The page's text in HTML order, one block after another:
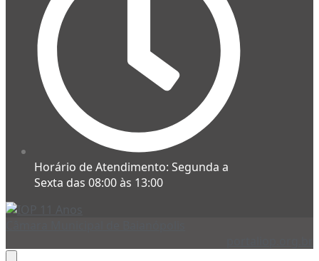
Horário de Atendimento: Segunda a
Sexta das 08:00 às 13:00